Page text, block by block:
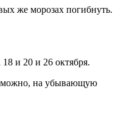
же морозах погибнуть.
и 20 и 26 октября.
можно, на убывающую